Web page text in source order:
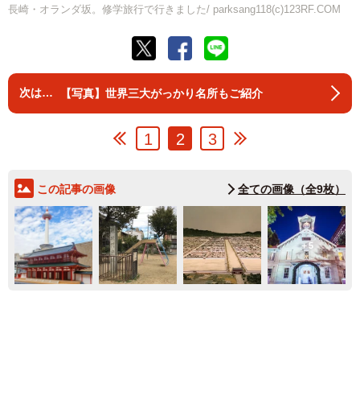
長崎・オランダ坂。修学旅行で行きました/ parksang118(c)123RF.COM
【写真】世界三大がっかり名所もご紹介
1 2 3
この記事の画像 全ての画像（全9枚）
5